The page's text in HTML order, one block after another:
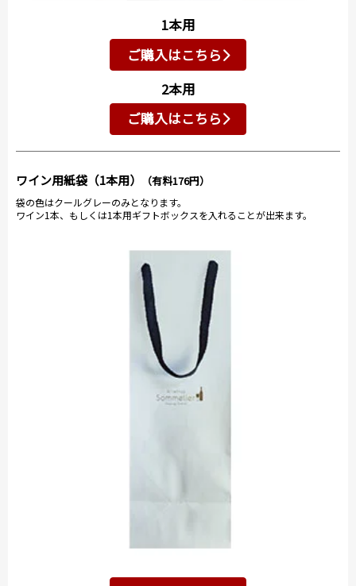
1本用
ご購入はこちら
2本用
ご購入はこちら
ワイン用紙袋（1本用） （有料176円）
袋の色はクールグレーのみとなります。
ワイン1本、もしくは1本用ギフトボックスを入れることが出来ます。